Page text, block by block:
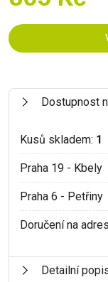
Dostupnost
Kusů skladem: 1
Praha 19 - Kbely
Praha 6 - Petřiny
Doručení na
Detailní